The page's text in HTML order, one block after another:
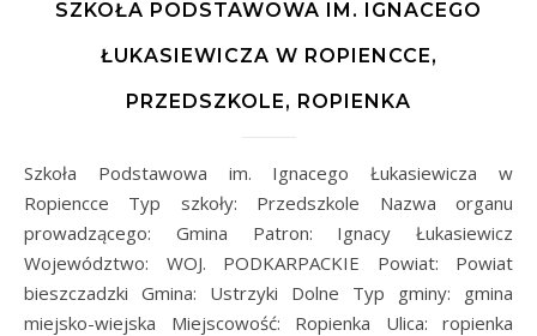
SZKOŁA PODSTAWOWA IM. IGNACEGO
ŁUKASIEWICZA W ROPIENCCE,
PRZEDSZKOLE, ROPIENKA
Szkoła Podstawowa im. Ignacego Łukasiewicza w
Ropiencce Typ szkoły: Przedszkole Nazwa organu
prowadzącego: Gmina Patron: Ignacy Łukasiewicz
Województwo: WOJ. PODKARPACKIE Powiat: Powiat
bieszczadzki Gmina: Ustrzyki Dolne Typ gminy: gmina
miejsko-wiejska Miejscowość: Ropienka Ulica: ropienka